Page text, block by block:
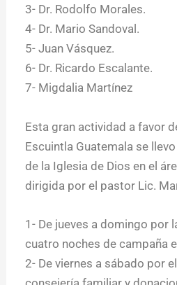
3- Dr. Rodolfo Morales.
4- Dr. Mario Sandoval.
5- Juan Vásquez.
6- Dr. Ricardo Escalante.
7- Migdalia Martínez
Esta gran actividad a favor
Escuintla Guatemala se
de la Iglesia de Dios en el
dirigida por el pastor Lic.
1- De jueves a domingo por
cuatro noches de campaña
2- De viernes a sábado por